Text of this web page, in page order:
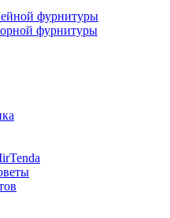
фурнитуры
фурнитуры